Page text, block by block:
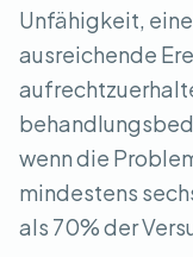
Unfähigkeit,
ausreichende
wenn die
mindestens
als 70% der